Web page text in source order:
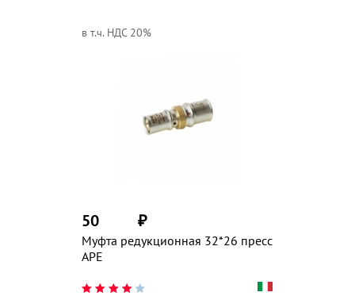
Муфта редукционная 32*26 пресс
APE
50 ₽
в т.ч. НДС 20%